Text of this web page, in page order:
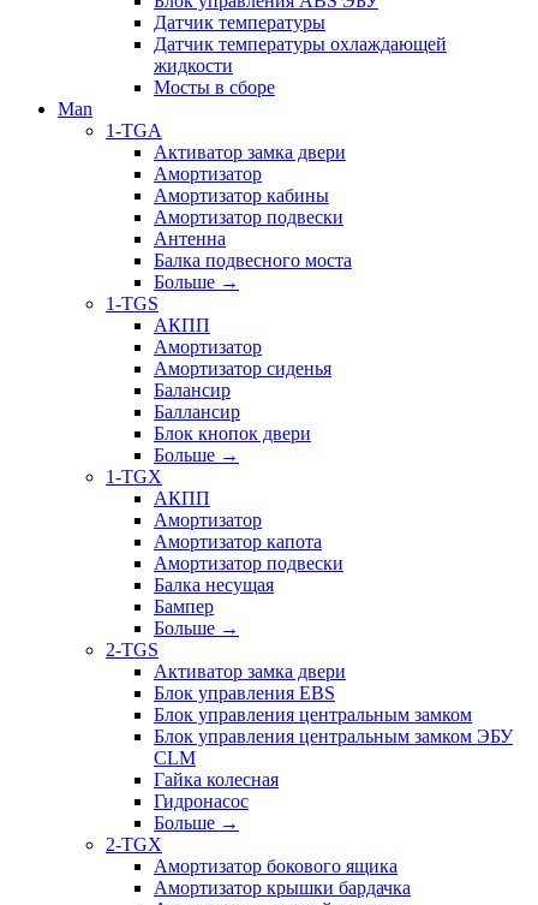
Датчик температуры
Датчик температуры охлаждающей
жидкости
Мосты в сборе
Man
1-TGA
Активатор замка двери
Амортизатор
Амортизатор кабины
Амортизатор подвески
Антенна
Балка подвесного моста
Больше →
1-TGS
АКПП
Амортизатор
Амортизатор сиденья
Балансир
Баллансир
Блок кнопок двери
Больше →
1-TGX
АКПП
Амортизатор
Амортизатор капота
Амортизатор подвески
Балка несущая
Бампер
Больше →
2-TGS
Активатор замка двери
Блок управления EBS
Блок управления центральным замком
Блок управления центральным замком ЭБУ
CLM
Гайка колесная
Гидронасос
Больше →
2-TGX
Амортизатор бокового ящика
Амортизатор крышки бардачка